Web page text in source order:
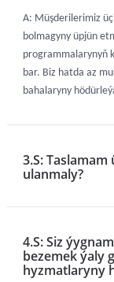
A: Müşderilerimiz
bolmagyny üpjün
programmalarynyň
bar. Biz hatda az
bahalaryny
3.S:
ulanmaly?
4.S: Siz
bezemek ýaly
hyzmatlaryny